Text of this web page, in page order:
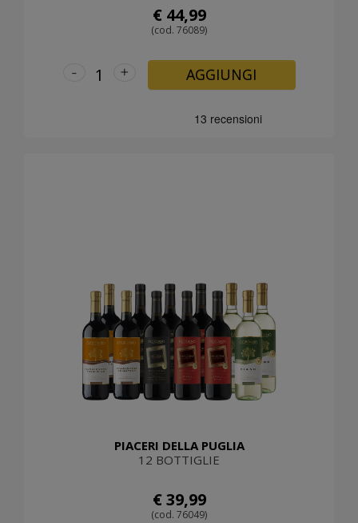
€ 44,99
(cod. 76089)
+
- AGGIUNGI
PIACERI DELLA PUGLIA
12 BOTTIGLIE
€ 39,99
(cod. 76049)